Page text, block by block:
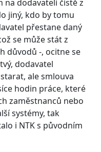
na dodavateli čistě z
jiný, kdo by tomu
přestane daný
se může stát z
důvodů -, ocitne se
dodavatel
ale smlouva
hodin práce, které
zaměstnanců nebo
systémy, tak
i NTK s původním